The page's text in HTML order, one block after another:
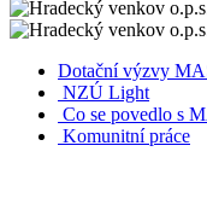
Dotační výzvy
NZÚ Light
Co se povedlo s
Komunitní práce